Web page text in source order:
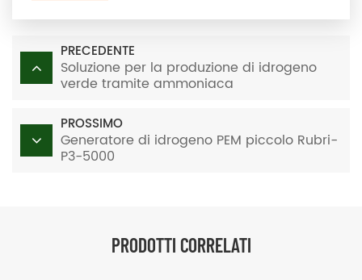
PRECEDENTE
Soluzione per la produzione di idrogeno
verde tramite ammoniaca
PROSSIMO
Generatore di idrogeno PEM piccolo Rubri-
P3-5000
PRODOTTI CORRELATI